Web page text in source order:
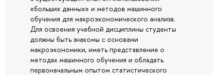
«больших данных» и методов машинного
обучения для макроэкономического анализа.
Для освоения учебной дисциплины студенты
должны быть знакомы с основами
макроэкономики, иметь представление о
методах машинного обучения и обладать
первоначальным опытом статистического